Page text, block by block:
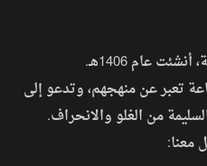
عام 1406هـ.
تعبر عن منهجهم، وتدعو إلى
من الغلو والانحراف.
معنا: